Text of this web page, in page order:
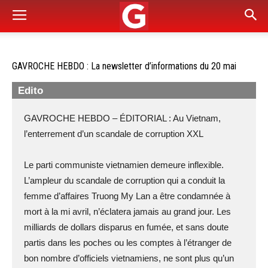
GAVROCHE HEBDO : La newsletter d’informations du 20 mai
Edito
GAVROCHE HEBDO – ÉDITORIAL : Au Vietnam,
l’enterrement d’un scandale de corruption XXL
Le parti communiste vietnamien demeure inflexible.
L’ampleur du scandale de corruption qui a conduit la
femme d’affaires Truong My Lan a être condamnée à
mort à la mi avril, n’éclatera jamais au grand jour. Les
milliards de dollars disparus en fumée, et sans doute
partis dans les poches ou les comptes à l’étranger de
bon nombre d’officiels vietnamiens, ne sont plus qu’un